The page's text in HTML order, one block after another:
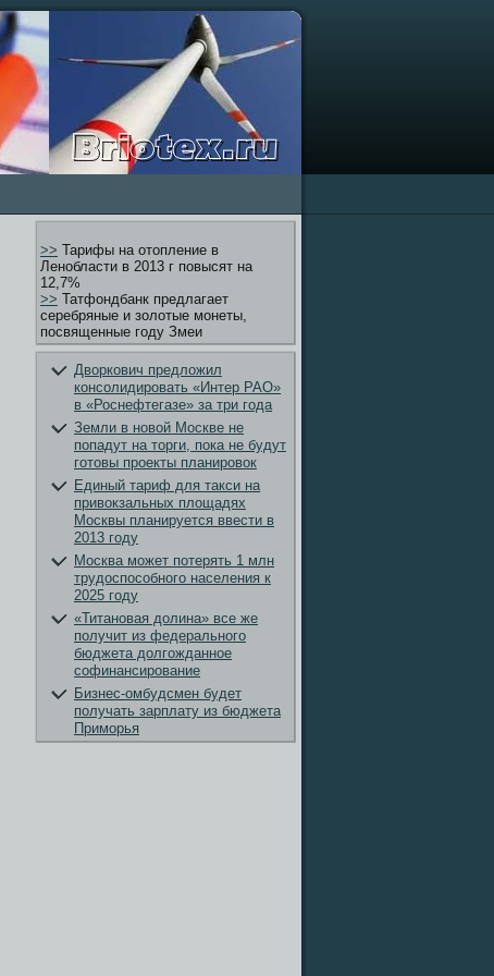
>> Тарифы на отопление в
Ленобласти в 2013 г повысят на
12,7%
>> Татфондбанк предлагает
серебряные и золотые монеты,
посвященные году Змеи
Дворкович предложил
консолидировать «Интер РАО»
в «Роснефтегазе» за три года
Земли в новой Москве не
попадут на торги, пока не будут
готовы проекты планировок
Единый тариф для такси на
привокзальных площадях
Москвы планируется ввести в
2013 году
Москва может потерять 1 млн
трудоспособного населения к
2025 году
«Титановая долина» все же
получит из федерального
бюджета долгожданное
софинансирование
Бизнес-омбудсмен будет
получать зарплату из бюджета
Приморья